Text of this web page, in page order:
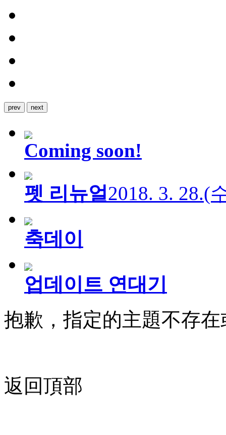
prev next
Coming soon!
펫 리뉴얼2018. 3. 28.(
축데이
업데이트 연대기
抱歉，指定的主題不存
返回頂部